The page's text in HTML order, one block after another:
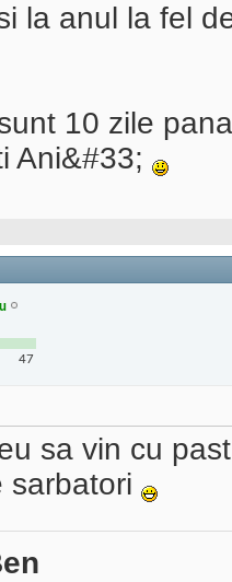
la anul la fel
10 zile
Ani&#33;
47
sa vin cu
sarbatori